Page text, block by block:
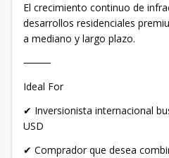
El crecimiento continuo de
desarrollos residenciales
a mediano y largo plazo.
⸻
Ideal For
✔ Inversionista internacional
USD
✔ Comprador que desea